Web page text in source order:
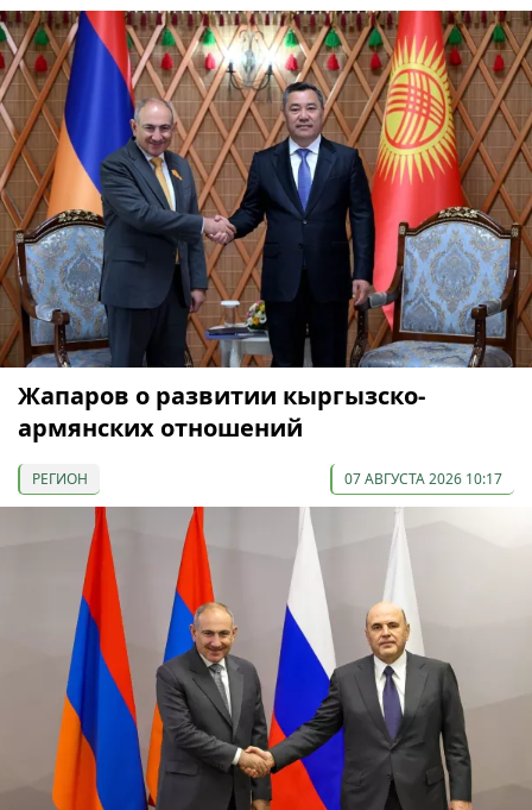
Жапаров о развитии кыргызско-
армянских отношений
РЕГИОН 07 АВГУСТА 2026 10:17